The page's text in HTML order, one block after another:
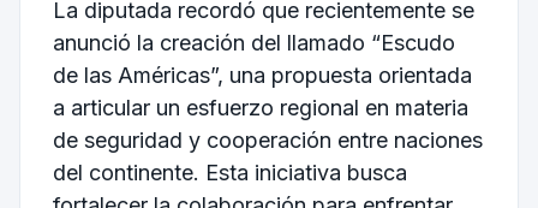
La diputada recordó que recientemente se
anunció la creación del llamado “Escudo
de las Américas”, una propuesta orientada
a articular un esfuerzo regional en materia
de seguridad y cooperación entre naciones
del continente. Esta iniciativa busca